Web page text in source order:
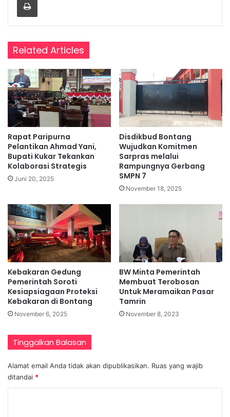
Related Articles
Rapat Paripurna
Pelantikan Ahmad Yani,
Bupati Kukar Tekankan
Kolaborasi Strategis
Juni 20, 2025
Disdikbud Bontang
Wujudkan Komitmen
Sarpras melalui
Rampungnya Gerbang
SMPN 7
November 18, 2025
Kebakaran Gedung
Pemerintah Soroti
Kesiapsiagaan Proteksi
Kebakaran di Bontang
November 6, 2025
BW Minta Pemerintah
Membuat Terobosan
Untuk Meramaikan Pasar
Tamrin
November 8, 2023
Tinggalkan Balasan
Alamat email Anda tidak akan dipublikasikan. Ruas yang wajib
ditandai *